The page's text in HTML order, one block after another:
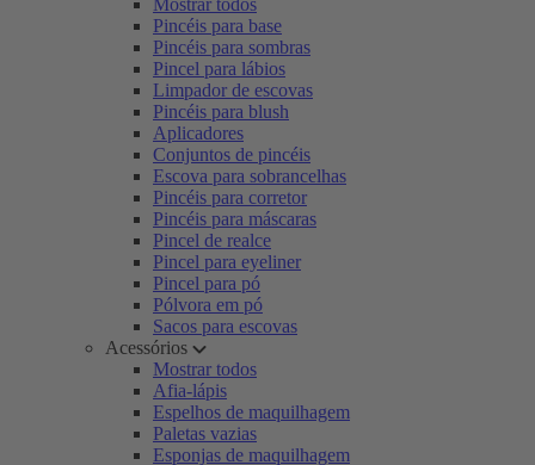
Mostrar todos
Pincéis para base
Pincéis para sombras
Pincel para lábios
Limpador de escovas
Pincéis para blush
Aplicadores
Conjuntos de pincéis
Escova para sobrancelhas
Pincéis para corretor
Pincéis para máscaras
Pincel de realce
Pincel para eyeliner
Pincel para pó
Pólvora em pó
Sacos para escovas
Acessórios
Mostrar todos
Afia-lápis
Espelhos de maquilhagem
Paletas vazias
Esponjas de maquilhagem